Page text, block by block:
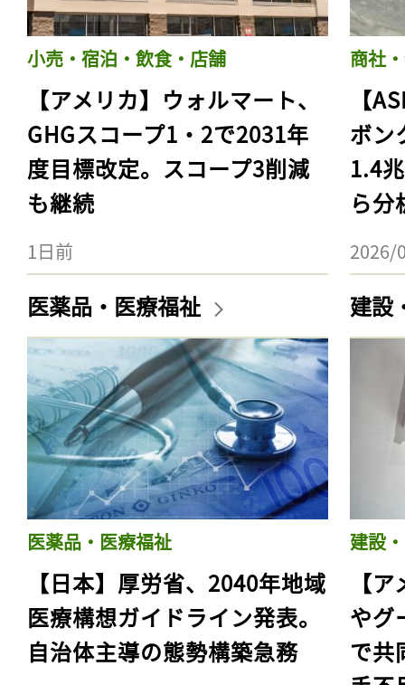
小売・宿泊・飲食・店舗
【アメリカ】ウォルマート、
GHGスコープ1・2で2031年
度目標改定。スコープ3削減
も継続
1日前
商社
【
ボン
1.4
ら分
2026/
医薬品・医療福祉
医薬品・医療福祉
【日本】厚労省、2040年地域
医療構想ガイドライン発表。
自治体主導の態勢構築急務
建設
建設
【
やグ
で共